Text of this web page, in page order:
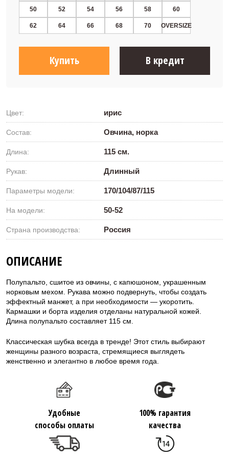
68 800 ₽
50 52 54 56 58 60
62 64 66 68 70 OVERSIZE
Купить В кредит
Цвет: ирис
Состав: Овчина, норка
Длина: 115 см.
Рукав: Длинный
Параметры модели: 170/104/87/115
На модели: 50-52
Страна производства: Россия
ОПИСАНИЕ
Полупальто, сшитое из овчины, с капюшоном, украшенным
норковым мехом. Рукава можно подвернуть, чтобы создать
эффектный манжет, а при необходимости — укоротить.
Кармашки и борта изделия отделаны натуральной кожей.
Длина полупальто составляет 115 см.
Классическая шубка всегда в тренде! Этот стиль выбирают
женщины разного возраста, стремящиеся выглядеть
женственно и элегантно в любое время года.
Удобные
способы оплаты
100% гарантия
качества